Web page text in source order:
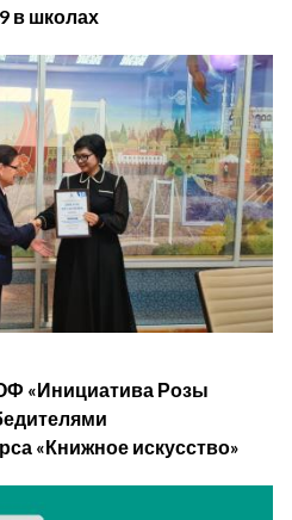
в школах
«Инициатива Розы
«Книжное искусство»